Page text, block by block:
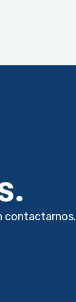
contactarnos.